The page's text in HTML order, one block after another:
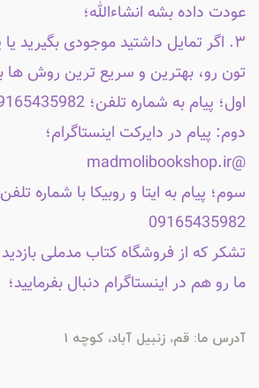
عودت داده بشه انشاءالله؛
۳. اگر تمایل داشتید موجودی بگیرید
تون رو، بهترین و سریع ترین روش ها
اول؛ پیام به شماره تلفن؛ 09165435982
دوم: پیام در دایرکت اینستاگرام؛
@madmolibookshop.ir
سوم؛ پیام به ایتا و روبیکا با شماره
09165435982
تشکر که از فروشگاه کتاب مدملی
ما رو هم در اینستاگرام دنبال بفرمایید؛
آدرس ما: قم، زنبیل آباد، کوچه 1